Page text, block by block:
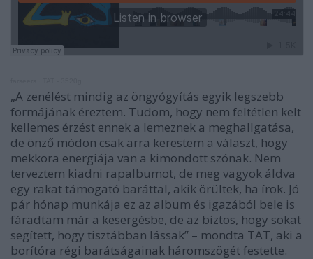
„A zenélést mindig az öngyógyítás egyik legszebb
formájának éreztem. Tudom, hogy nem feltétlen kelt
kellemes érzést ennek a lemeznek a meghallgatása,
de önző módon csak arra kerestem a választ, hogy
mekkora energiája van a kimondott szónak. Nem
terveztem kiadni rapalbumot, de meg vagyok áldva
egy rakat támogató baráttal, akik örültek, ha írok. Jó
pár hónap munkája ez az album és igazából bele is
fáradtam már a kesergésbe, de az biztos, hogy sokat
segített, hogy tisztábban lássak” – mondta TAT, aki a
borítóra régi barátságainak háromszögét festette.